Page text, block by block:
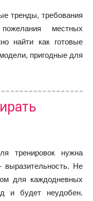
тренды, требования
местных
найти как готовые
пригодные для
тренировок нужна
выразительность. Не
для каждодневных
и будет неудобен.